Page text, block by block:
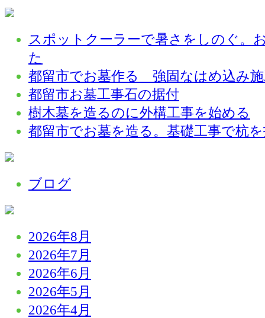
スポットクーラーで暑さをしのぐ。
た
都留市でお墓作る 強固なはめ込み
都留市お墓工事石の据付
樹木墓を造るのに外構工事を始める
都留市でお墓を造る。基礎工事で杭
ブログ
2026年8月
2026年7月
2026年6月
2026年5月
2026年4月